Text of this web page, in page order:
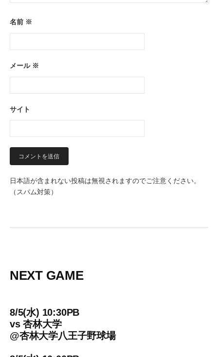
名前 ※
メール ※
サイト
日本語が含まれない投稿は無視されますのでご注意ください。
（スパム対策）
NEXT GAME
8/5(水) 10:30PB
vs杏林大学
@杏林大学八王子野球場